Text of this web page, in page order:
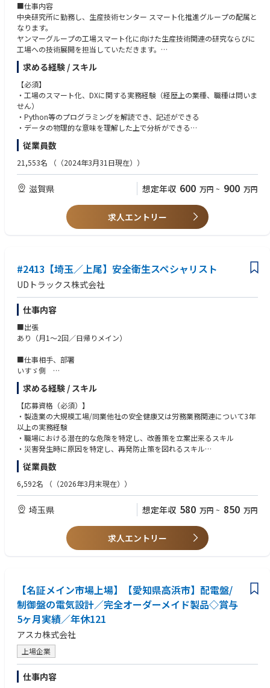
■仕事内容
中央研究所に勤務し、生産技術センター スマート化推進グループの配属と
なります。
ヤンマーグループの工場スマート化に向けた生産技術関連の研究ならびに
工場への技術展開を担当していただきます。
具体的には下記業務を、研究プロジェクトメンバーや工場の生産技術者と
連携して実施します。
①生産工程・生産管理手法の課題抽出
②課題解決方法の起案
③新規技術の構築
④新規取組みのトライアルと効果検証
技術構築に関しては、プロジェクトの必要性に応じてシステムインテグレ
ーターやソフトウェアベンダーへの外注や、ソフトウェア・ハードウェア
・10名程の組織で様々なプロジェクトを立ち上げており、工場現場起点で
のプロジェクトもあれば、革新技術の活用など全社最適を目的としたプロ
にコミュニケーションを進めることが重要です。
■キャリアパス
・実務担当者として研究プロジェクトに携わり、課題認識力、課題遂行能
力を強化
技術者を指導する
求める経験 / スキル
【必須】
・工場のスマート化、DXに関する実務経験（経歴上の業種、職種は問いま
せん）
・Python等のプログラミングを解読でき、記述ができる
・データの物理的な意味を理解した上で分析ができる
・工場の技術者とコミュニケーションを取り業務を進めることができる
【歓迎（WANT）】
・開発したツール類などを説明して工場などで導入をすることができる
・アプリケーション開発経験
・Pythonでは、Pandas, Numpy, Scipy等の使用実績
・BIツール、R、Python等を使用したデータの可視化ができる
従業員数
21,553名 （（2024年3月31日現在））
滋賀県 想定年収 600 万円 ~ 900 万円
求人エントリー
#2413【埼玉／上尾】安全衛生スペシャリスト
UDトラックス株式会社
仕事内容
■出張
あり（月1～2回／日帰りメイン）
■仕事相手、部署
いすゞ側
生産部門の安全チーム、製造部門関係者ほか（安全系の担当がいる、また
工場があるため）
求める経験 / スキル
【応募資格（必須）】
・製造業の大規模工場/同業他社の安全健康又は労務業務関連について3年
以上の実務経験
・職場における潜在的な危険を特定し、改善策を立案出来るスキル
・災害発生時に原因を特定し、再発防止策を図れるスキル
・安全規定のルールを逸脱している際に、適格に是正や指導が出来るスキ
ル
・衛生管理者資格
【求める人物像】
・成長意欲の高い方
・向学心の高い方
従業員数
6,592名 （（2026年3月末現在））
埼玉県 想定年収 580 万円 ~ 850 万円
求人エントリー
【名証メイン市場上場】【愛知県高浜市】配電盤/
制御盤の電気設計／完全オーダーメイド製品◇賞与
5ヶ月実績／年休121
アスカ株式会社
上場企業
仕事内容